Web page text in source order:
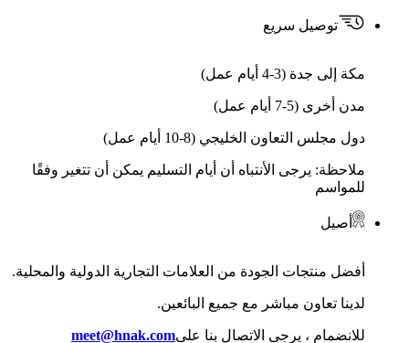
توصيل سريع
مكة إلى جدة (3-4 أيام عمل)
مدن أخرى (5-7 أيام عمل)
دول مجلس التعاون الخليجي (8-10 أيام عمل)
ملاحظة: يرجى الأنتباه أن أيام التسليم يمكن أن تتغير وفقًا
للمواسم
أصيل
أفضل منتجات الجودة من العلامات التجارية الدولية والمحلية.
لدينا تعاون مباشر مع جميع البائعين.
للانضمام ، يرجى الاتصال بنا علىmeet@hnak.com